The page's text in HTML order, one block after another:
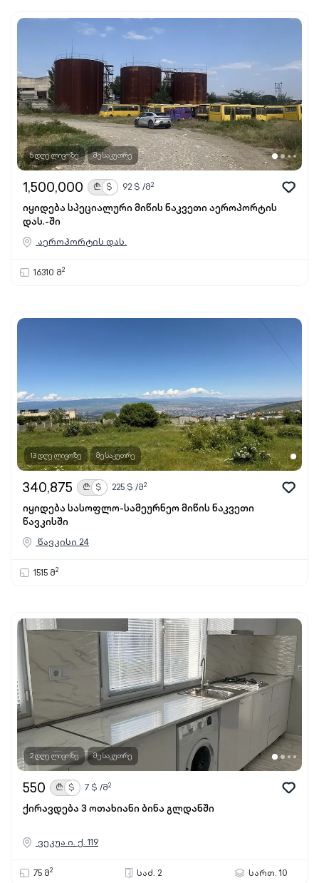
5 დღე ლივოზე მესაკუთრე
1,500,000 ₾ $ 92 $ /მ2
იყიდება სპეციალური მიწის ნაკვეთი აეროპორტის
დას.-ში
აეროპორტის დას.
16310 მ2
13 დღე ლივოზე მესაკუთრე
340,875 ₾ $ 225 $ /მ2
იყიდება სასოფლო-სამეურნეო მიწის ნაკვეთი
წავკისში
წავკისი 24
1515 მ2
2 დღე ლივოზე მესაკუთრე
550 ₾ $ 7 $ /მ2
ქირავდება 3 ოთახიანი ბინა გლდანში
ვეკუა ი. ქ. 119
75 მ2 საძ. 2 სართ. 10